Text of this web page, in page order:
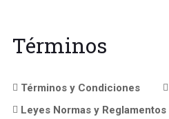
Términos
Términos y Condiciones
Leyes Normas y Reglamentos